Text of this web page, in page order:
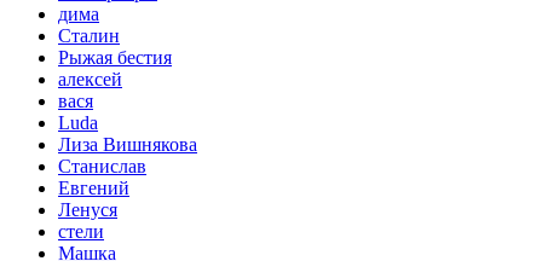
дима
Сталин
Рыжая бестия
алексей
вася
Luda
Лиза Вишнякова
Станислав
Евгений
Ленуся
стели
Машка